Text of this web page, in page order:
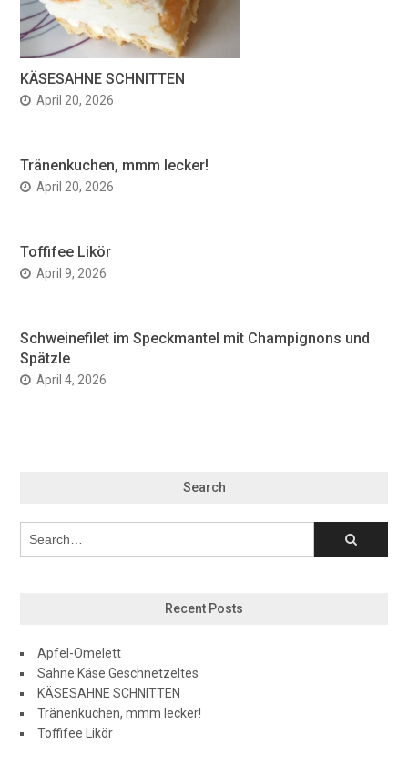
KÄSESAHNE SCHNITTEN
April 20, 2026
Tränenkuchen, mmm lecker!
April 20, 2026
Toffifee Likör
April 9, 2026
Schweinefilet im Speckmantel mit Champignons und
Spätzle
April 4, 2026
Search
Recent Posts
Apfel-Omelett
Sahne Käse Geschnetzeltes
KÄSESAHNE SCHNITTEN
Tränenkuchen, mmm lecker!
Toffifee Likör